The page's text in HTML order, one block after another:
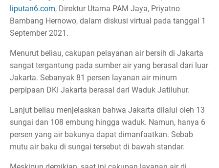
liputan6.com, Direktur Utama PAM Jaya, Priyatno
Bambang Hernowo, dalam diskusi virtual pada tanggal 1
September 2021.
Menurut beliau, cakupan pelayanan air bersih di Jakarta
sangat tergantung pada sumber air yang berasal dari luar
Jakarta. Sebanyak 81 persen layanan air minum
perpipaan DKI Jakarta berasal dari Waduk Jatiluhur.
Lanjut beliau menjelaskan bahwa Jakarta dilalui oleh 13
sungai dan 108 embung hingga waduk. Namun, hanya 6
persen yang air bakunya dapat dimanfaatkan. Sebab
mutu air baku di sungai tersebut di bawah standar.